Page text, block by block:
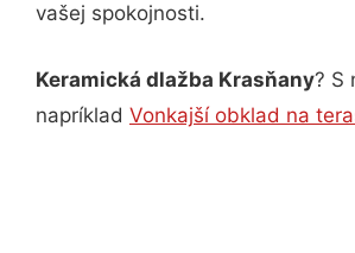
vašej spokojnosti.
Keramická dlažba Krasňany? S
napríklad Vonkajší obklad na